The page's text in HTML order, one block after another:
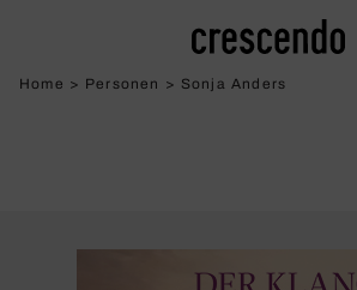
Home > Personen > Sonja Anders